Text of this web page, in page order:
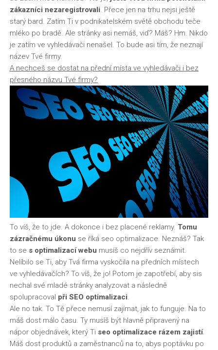
zákazníci nezaregistrovali. Přece jen na trhu nejsi ještě
starý bard. Zatím Ti v podnikatelském světě obchodu teče
mléko po bradě. Ale stránky asi nemáš, viď? Máš? Hm. Nikdo
je zatím ve vyhledávači nenašel. To bude asi tím, že neznají
název Tvé firmy.
A nechceš se dostat na přední místa ve vyhledávači i bez
přesného názvu Tvé firmy?
To víš, že to jde. A dokonce i bez placené reklamy. Tomu
zázračnému úkonu se říká seo optimalizace . Neznáš? Tak
to se s optimalizací webu musíš co nejdřív seznámit.
Nelíbilo se Ti, aby Tvá firma vyskočila na předních místech
ve vyhledávačích? To víš, že jo! Potom je zapotřebí, aby sis
nechal své mladé stránky analyzovat a následně
spolupracoval při SEO optimalizaci
Ale no tak. To Tě přece nemusí zajímat, jak to funguje. Na to
máš dost málo času. Ty musíš být hlavně připravený na
nápor objednávek, který Ti seo optimalizace rázem zajistí.
Máš dost produktů a zaměstnanců na to, abys poptávku po